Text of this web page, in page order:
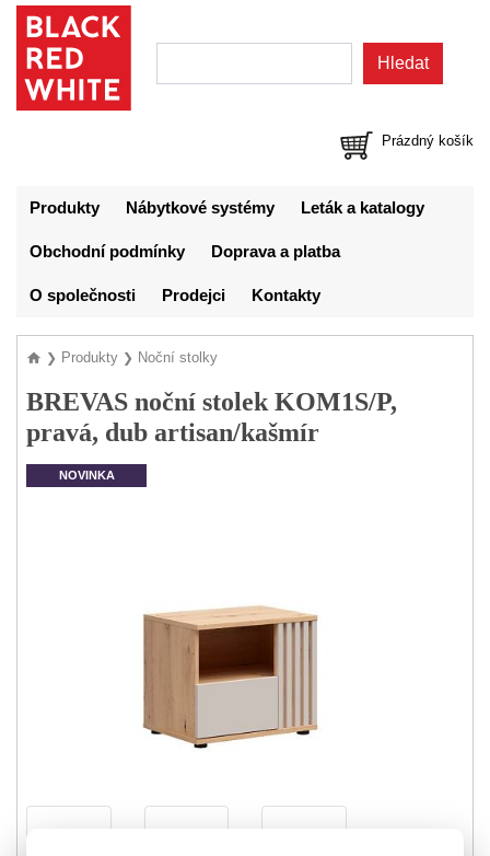
Prázdný košík
Produkty Nábytkové systémy Leták a katalogy
Obchodní podmínky Doprava a platba
O společnosti Prodejci Kontakty
❯ Produkty ❯ Noční stolky
BREVAS noční stolek KOM1S/P,
pravá, dub artisan/kašmír
NOVINKA